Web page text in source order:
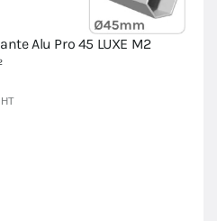
Alu Pro 45 LUXE M2
HT